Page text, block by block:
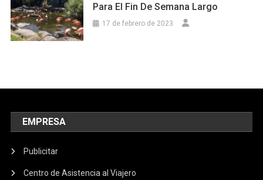
Para El Fin De Semana Largo
17 de febrero de 2023
EMPRESA
Publicitar
Centro de Asistencia al Viajero